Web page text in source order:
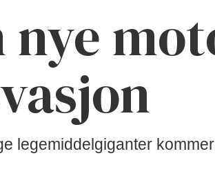
legemiddelgiganter